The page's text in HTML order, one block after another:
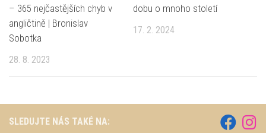
– 365 nejčastějších chyb v
angličtině | Bronislav
Sobotka
28. 8. 2023
dobu o mnoho století
17. 2. 2024
SLEDUJTE NÁS TAKÉ NA: